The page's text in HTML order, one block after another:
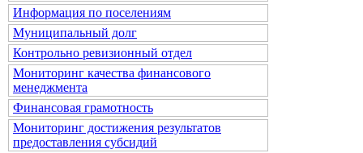
Информация по поселениям
Муниципальный долг
Контрольно ревизионный отдел
Мониторинг качества финансового
менеджмента
Финансовая грамотность
Мониторинг достижения результатов
предоставления субсидий